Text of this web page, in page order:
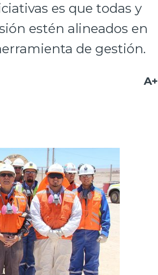
es que todas y
estén alineados en
de gestión.
A+